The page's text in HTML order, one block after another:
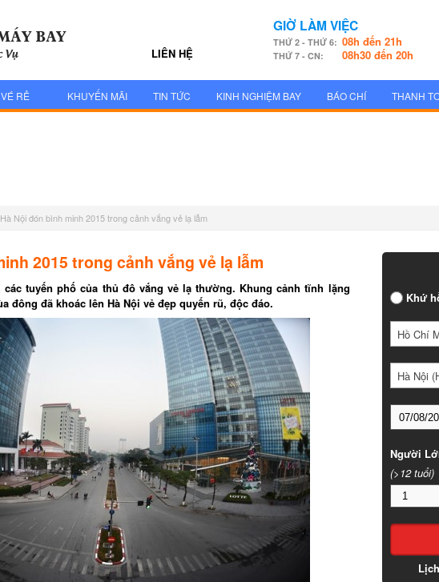
LIÊN HỆ
GIỜ LÀM VIỆC
THỨ 2 - THỨ 6: 08h đến 21h
THỨ 7 - CN: 08h30 đến 20h
RẺ KHUYẾN MÃI TIN TỨC KINH NGHIỆM BAY BÁO CHÍ THANH
Hà Nội đón bình minh 2015 trong cảnh vắng vẻ lạ lẫm
2015 trong cảnh vắng vẻ lạ lẫm
các tuyến phố của thủ đô vắng vẻ lạ thường. Khung cảnh tĩnh lặng
đông đã khoác lên Hà Nội vẻ đẹp quyến rũ, độc đáo.
Khứ
Hồ Chí
Hà Nội
Người
(>12 tuổi)